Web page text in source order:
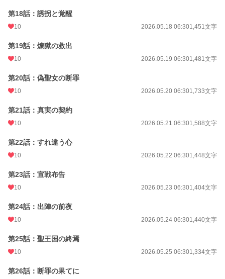
第18話：誘拐と覚醒
10 2026.05.18 06:301,451文字
第19話：煉獄の救出
10 2026.05.19 06:301,481文字
第20話：偽聖女の断罪
10 2026.05.20 06:301,733文字
第21話：真実の契約
10 2026.05.21 06:301,588文字
第22話：すれ違う心
10 2026.05.22 06:301,448文字
第23話：宣戦布告
10 2026.05.23 06:301,404文字
第24話：出陣の前夜
10 2026.05.24 06:301,440文字
第25話：聖王国の終焉
10 2026.05.25 06:301,334文字
第26話：断罪の果てに